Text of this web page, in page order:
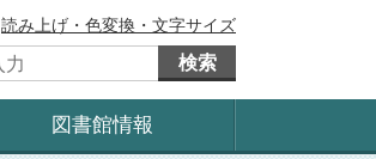
読み上げ・色変換・文字サイズ
検索
図書館情報